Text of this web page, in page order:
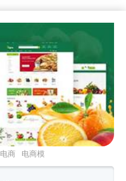
商
电商模